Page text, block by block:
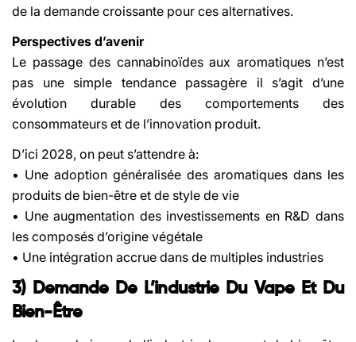
de la demande croissante pour ces alternatives.
Perspectives d’avenir
Le passage des cannabinoïdes aux aromatiques n’est
pas une simple tendance passagère il s’agit d’une
évolution durable des comportements des
consommateurs et de l’innovation produit.
D’ici 2028, on peut s’attendre à:
• Une adoption généralisée des aromatiques dans les
produits de bien-être et de style de vie
• Une augmentation des investissements en R&D dans
les composés d’origine végétale
• Une intégration accrue dans de multiples industries
3) Demande De L’industrie Du Vape Et Du
Bien-Être